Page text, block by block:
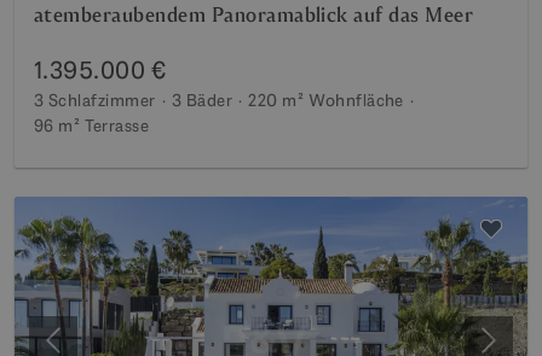
atemberaubendem Panoramablick auf das Meer
1.395.000 €
3 Schlafzimmer 3 Bäder 220 m² Wohnfläche
96 m² Terrasse